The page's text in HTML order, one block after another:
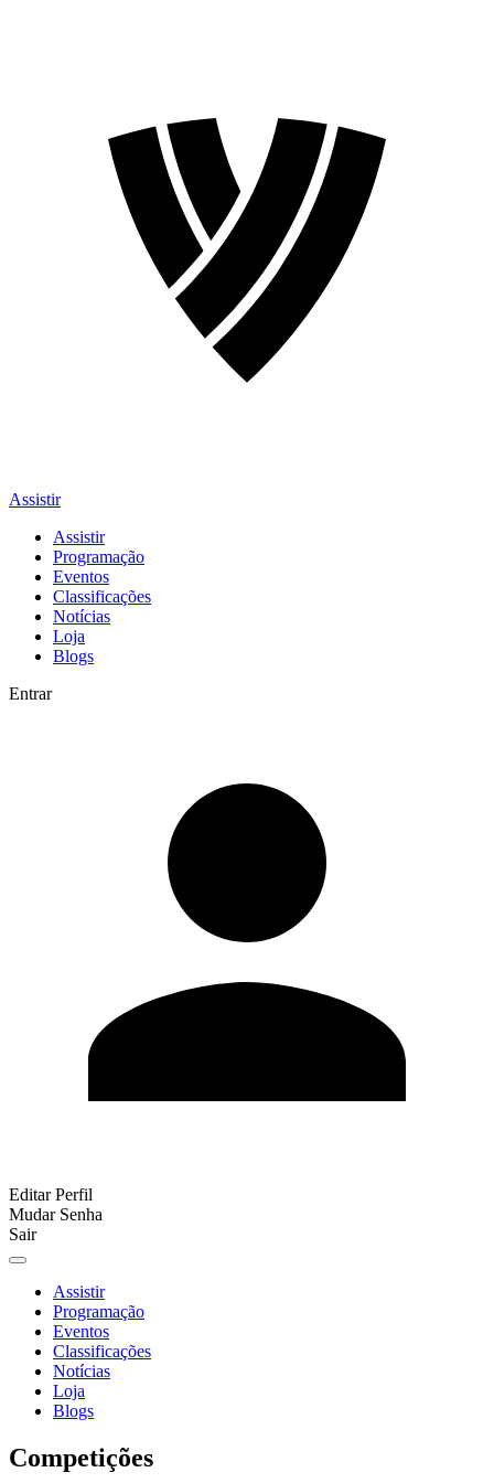
Assistir
Assistir
Programação
Eventos
Classificações
Notícias
Loja
Blogs
Entrar
Editar Perfil
Mudar Senha
Sair
Assistir
Programação
Eventos
Classificações
Notícias
Loja
Blogs
Competições